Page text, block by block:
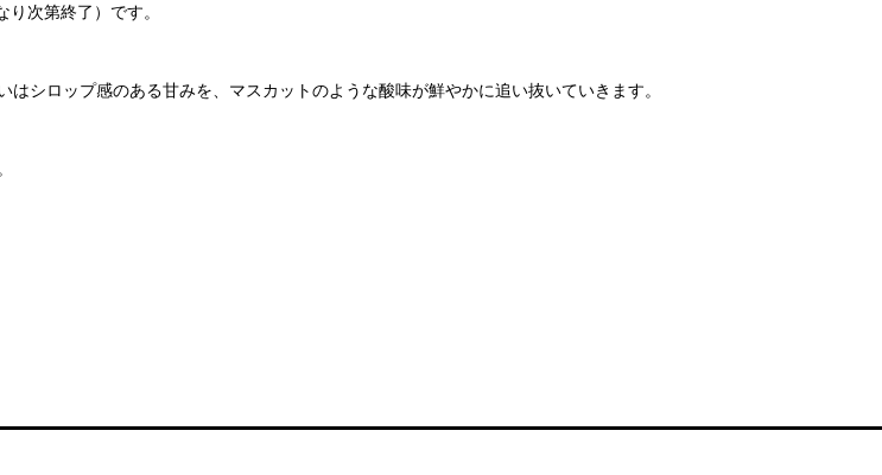
次第終了）です。
シロップ感のある甘みを、マスカットのような酸味が鮮やかに追い抜いていきます。